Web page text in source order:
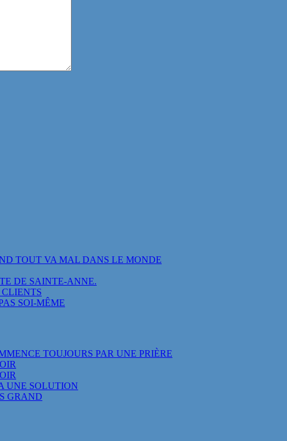
TOUT VA MAL DANS LE MONDE
DE SAINTE-ANNE.
SOI-MÊME
TOUJOURS PAR UNE PRIÈRE
UNE SOLUTION
GRAND